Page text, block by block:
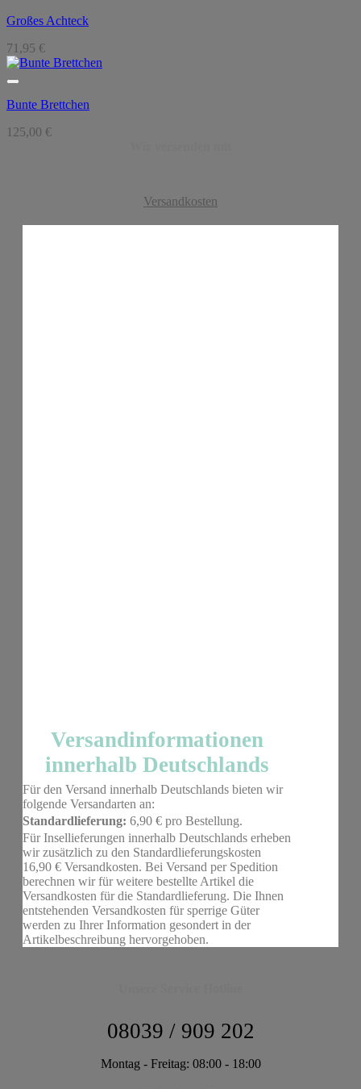
Großes Achteck
71,95 €
Bunte Brettchen
125,00 €
Versandkosten
Versandinformationen
innerhalb Deutschlands
Für den Versand innerhalb Deutschlands bieten wir
folgende Versandarten an:
Standardlieferung: 6,90 € pro Bestellung.
Für Insellieferungen innerhalb Deutschlands erheben
wir zusätzlich zu den Standardlieferungskosten
16,90 € Versandkosten. Bei Versand per Spedition
berechnen wir für weitere bestellte Artikel die
Versandkosten für die Standardlieferung. Die Ihnen
entstehenden Versandkosten für sperrige Güter
werden zu Ihrer Information gesondert in der
Artikelbeschreibung hervorgehoben.
08039 / 909 202
Montag - Freitag: 08:00 - 18:00